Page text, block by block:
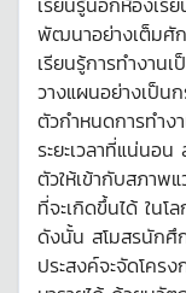
พัฒนาอย่างเต็มศั
เรียนรู้การทำงาน
วางแผนอย่างเป็น
ตัวกำหนดการทำง
ระยะเวลาที่แน่นอ
ตัวให้เข้ากับสภาพ
ที่จะเกิดขึ้นได้ ในโ
ดังนั้น สโมสรนักศึ
ประสงค์จะจัดโคร